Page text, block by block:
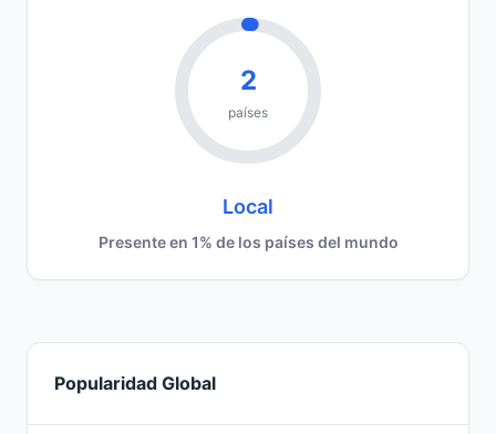
2
países
Local
Presente en 1% de los países del mundo
Popularidad Global